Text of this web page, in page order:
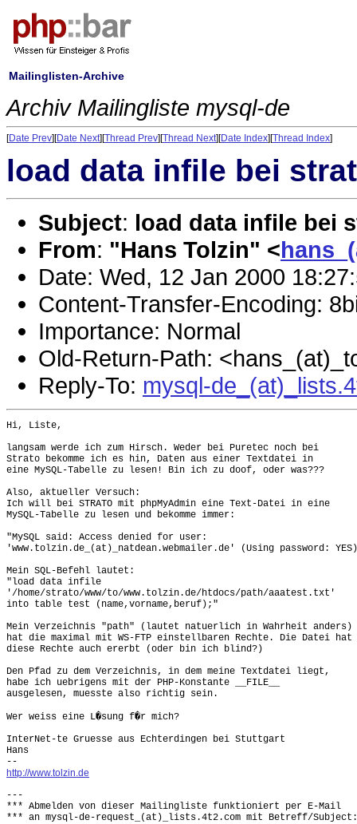
Mailinglisten-Archive
Archiv Mailingliste mysql-de
[Date Prev][Date Next][Thread Prev][Thread Next][Date Index][Thread Index]
load data infile bei
Subject: load data infile bei
From: "Hans Tolzin" <
Date: Wed, 12 Jan 2000
Content-Transfer-Encoding:
Importance: Normal
Old-Return-Path:
Reply-To: mysql-
Hi, Liste,
langsam werde ich zum Hirsch. Weder bei Puretec noch bei
Strato bekomme ich es hin, Daten aus einer Textdatei in
eine MySQL-Tabelle zu lesen! Bin ich zu doof, oder was???
Also, aktueller Versuch:
Ich will bei STRATO mit phpMyAdmin eine Text-Datei in eine
MySQL-Tabelle zu lesen und bekomme immer:
"MySQL said: Access denied for user:
'www.tolzin.de_(at)_natdean.webmailer.de' (Using password:
Mein SQL-Befehl lautet:
"load data infile
'/home/strato/www/to/www.tolzin.de/htdocs/path/aaatest.txt'
into table test (name,vorname,beruf);"
Mein Verzeichnis "path" (lautet natuerlich in Wahrheit anders)
hat die maximal mit WS-FTP einstellbaren Rechte. Die Datei hat
diese Rechte auch ererbt (oder bin ich blind?)
Den Pfad zu dem Verzeichnis, in dem meine Textdatei liegt,
habe ich uebrigens mit der PHP-Konstante __FILE__
ausgelesen, muesste also richtig sein.
Wer weiss eine L�sung f�r mich?
InterNet-te Gruesse aus Echterdingen bei Stuttgart
Hans
http://www.tolzin.de
---
*** Abmelden von dieser Mailingliste funktioniert per E-Mail
*** an mysql-de-request_(at)_lists.4t2.com mit Betreff/Subject: